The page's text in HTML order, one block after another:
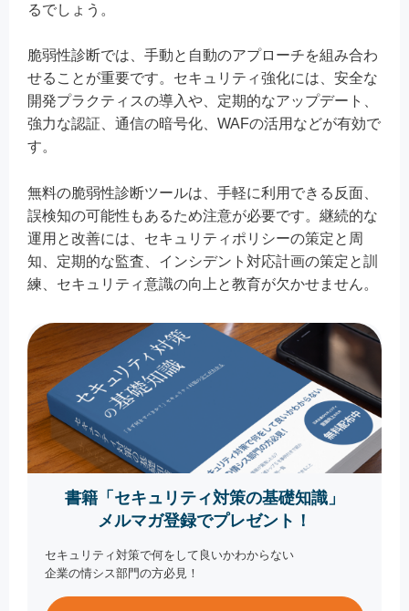
るでしょう。
脆弱性診断では、手動と自動のアプローチを組み合わ
せることが重要です。セキュリティ強化には、安全な
開発プラクティスの導入や、定期的なアップデート、
強力な認証、通信の暗号化、WAFの活用などが有効で
す。
無料の脆弱性診断ツールは、手軽に利用できる反面、
誤検知の可能性もあるため注意が必要です。継続的な
運用と改善には、セキュリティポリシーの策定と周
知、定期的な監査、インシデント対応計画の策定と訓
練、セキュリティ意識の向上と教育が欠かせません。
書籍「セキュリティ対策の基礎知識」
メルマガ登録でプレゼント！
セキュリティ対策で何をして良いかわからない
企業の情シス部門の方必見！